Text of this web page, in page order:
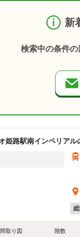
新
検索中の条件
姫路駅南インペリアル
間取り図 階数